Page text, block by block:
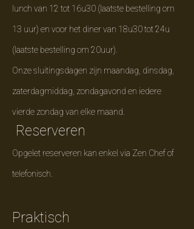
lunch van 12 tot 16u30 (laatste bestelling om
13 uur) en voor het diner van 18u30 tot 24u
(laatste bestelling om 20uur).
Onze sluitingsdagen zijn maandag, dinsdag,
zaterdagmiddag, zondagavond en iedere
vierde zondag van elke maand.
Reserveren​
Opgelet reserveren kan enkel via Zen Chef of
telefonisch.
Praktisch